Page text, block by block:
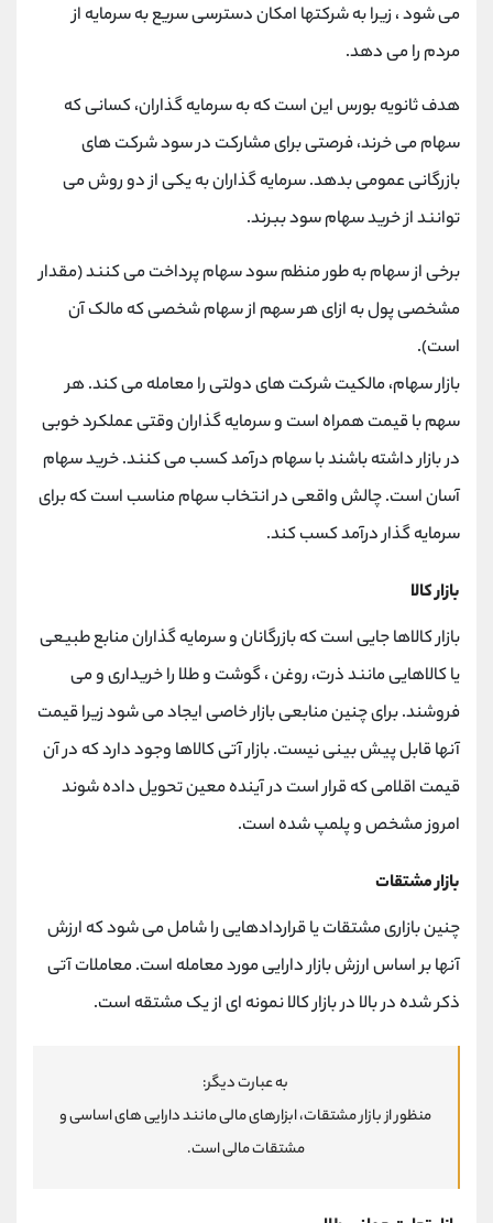
می شود ، زیرا به شرکتها امکان دسترسی سریع به سرمایه از
مردم را می دهد.
هدف ثانویه بورس این است که به سرمایه گذاران، کسانی که
سهام می خرند، فرصتی برای مشارکت در سود شرکت های
بازرگانی عمومی بدهد. سرمایه گذاران به یکی از دو روش می
توانند از خرید سهام سود ببرند.
برخی از سهام به طور منظم سود سهام پرداخت می کنند (مقدار
مشخصی پول به ازای هر سهم از سهام شخصی که مالک آن
است).
بازار سهام، مالکیت شرکت های دولتی را معامله می کند. هر
سهم با قیمت همراه است و سرمایه گذاران وقتی عملکرد خوبی
در بازار داشته باشند با سهام درآمد کسب می کنند. خرید سهام
آسان است. چالش واقعی در انتخاب سهام مناسب است که برای
سرمایه گذار درآمد کسب کند.
بازار کالا
بازار کالاها جایی است که بازرگانان و سرمایه گذاران منابع طبیعی
یا کالاهایی مانند ذرت، روغن ، گوشت و طلا را خریداری و می
فروشند. برای چنین منابعی بازار خاصی ایجاد می شود زیرا قیمت
آنها قابل پیش بینی نیست. بازار آتی کالاها وجود دارد که در آن
قیمت اقلامی که قرار است در آینده معین تحویل داده شوند
امروز مشخص و پلمپ شده است.
بازار مشتقات
چنین بازاری مشتقات یا قراردادهایی را شامل می شود که ارزش
آنها بر اساس ارزش بازار دارایی مورد معامله است. معاملات آتی
ذکر شده در بالا در بازار کالا نمونه ای از یک مشتقه است.
به عبارت دیگر:
منظور از بازار مشتقات، ابزارهای مالی مانند دارایی های اساسی و
مشتقات مالی است.